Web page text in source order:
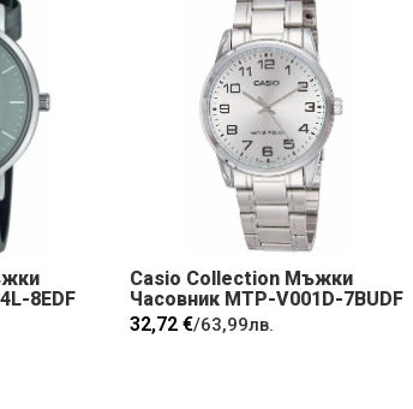
8EDF
Casio Collection Мъжки
Часовник MTP-V001D-7BUDF
32,72 €/63,99лв.